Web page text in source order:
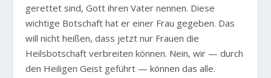
gerettet sind, Gott ihren Vater nennen. Diese
wichtige Botschaft hat er einer Frau gegeben. Das
will nicht heißen, dass jetzt nur Frauen die
Heilsbotschaft verbreiten können. Nein, wir — durch
den Heiligen Geist geführt — können das alle.